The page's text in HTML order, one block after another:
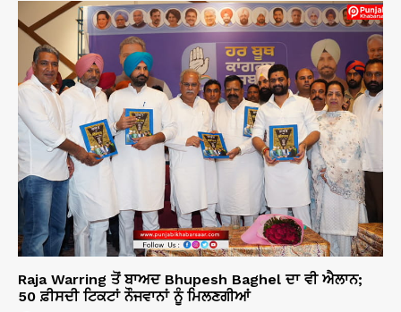
Raja Warring ਤੋਂ ਬਾਅਦ Bhupesh Baghel ਦਾ ਵੀ ਐਲਾਨ;
50 ਫ਼ੀਸਦੀ ਟਿਕਟਾਂ ਨੌਜਵਾਨਾਂ ਨੂੰ ਮਿਲਣਗੀਆਂ